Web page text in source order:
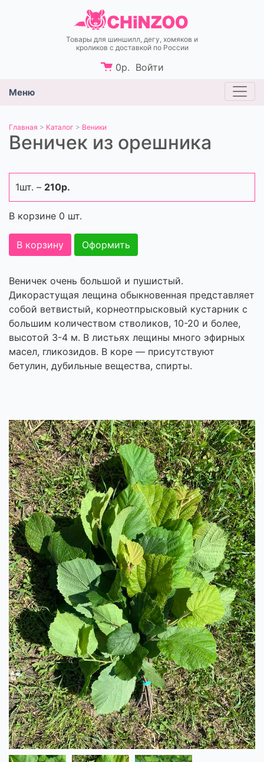
Товары для шиншилл, дегу, хомяков и
кроликов c доставкой по России
0р. Войти
Меню
Главная > Каталог > Веники
Веничек из орешника
1шт. – 210р.
В корзине 0 шт.
В корзину Оформить
Веничек очень большой и пушистый.
Дикорастущая лещина обыкновенная представляет
собой ветвистый, корнеотпрысковый кустарник с
большим количеством стволиков, 10-20 и более,
высотой 3-4 м. В листьях лещины много эфирных
масел, гликозидов. В коре — присутствуют
бетулин, дубильные вещества, спирты.